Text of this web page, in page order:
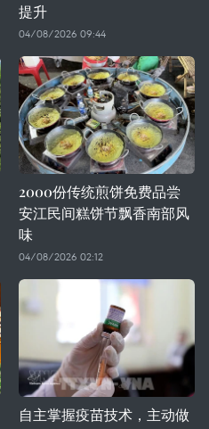
提升
04/08/2026 09:44
2000份传统煎饼免费品尝
安江民间糕饼节飘香南部风
味
04/08/2026 02:12
自主掌握疫苗技术，主动做